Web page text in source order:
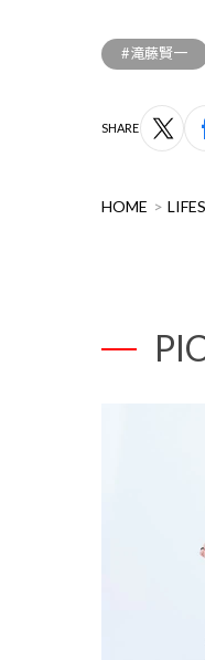
#滝藤賢一
SHARE
HOME